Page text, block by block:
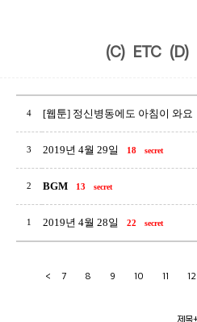
(C) ETC (D)
4 [웹툰] 정신병동에도 아침이 와요
3 2019년 4월 29일 18 secret
2 BGM 13 secret
1 2019년 4월 28일 22 secret
< 7 8 9 10 11 12